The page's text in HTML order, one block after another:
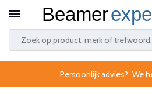
Persoonlijk advies? We